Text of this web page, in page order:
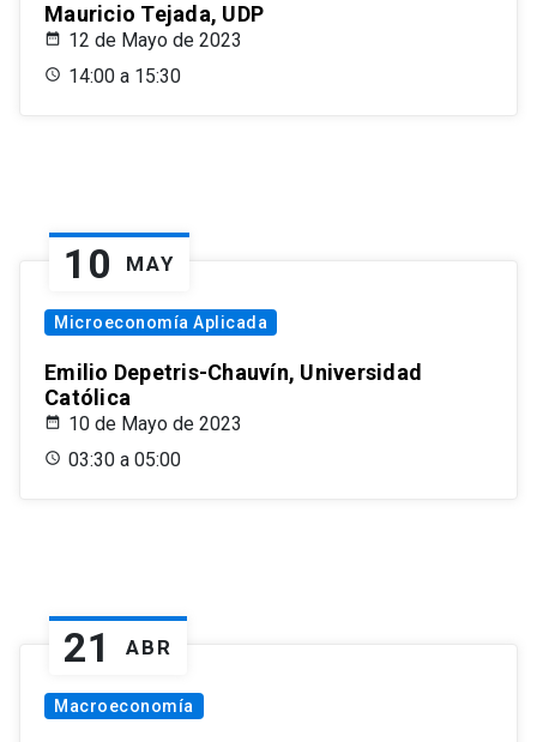
Mauricio Tejada, UDP
12 de Mayo de 2023
14:00 a 15:30
10 MAY
Microeconomía Aplicada
Emilio Depetris-Chauvín, Universidad
Católica
10 de Mayo de 2023
03:30 a 05:00
21 ABR
Macroeconomía